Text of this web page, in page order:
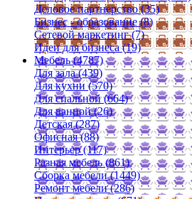
Деловое партнерство (35)
Бизнес - образование (8)
Сетевой маркетинг (7)
Идеи для бизнеса (19)
Мебель (4787)
Для зала (439)
Для кухни (570)
Для спальной (664)
Для ванной (26)
Детская (287)
Офисная (88)
Интерьер (117)
Разная мебель (861)
Сборка мебели (1449)
Ремонт мебели (286)